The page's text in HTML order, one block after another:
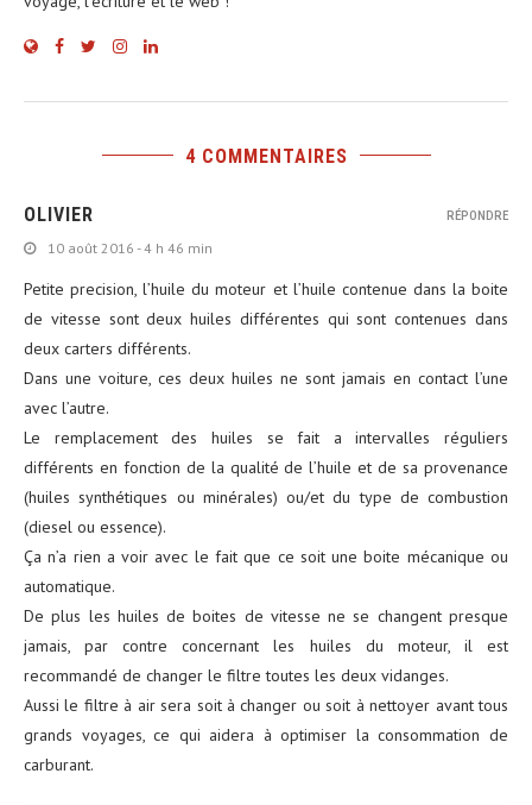
4 COMMENTAIRES
OLIVIER
10 août 2016 - 4 h 46 min
Petite precision, l’huile du moteur et l’huile contenue dans la boite
de vitesse sont deux huiles différentes qui sont contenues dans
deux carters différents.
Dans une voiture, ces deux huiles ne sont jamais en contact l’une
avec l’autre.
Le remplacement des huiles se fait a intervalles réguliers
différents en fonction de la qualité de l’huile et de sa provenance
(huiles synthétiques ou minérales) ou/et du type de combustion
(diesel ou essence).
Ça n’a rien a voir avec le fait que ce soit une boite mécanique ou
automatique.
De plus les huiles de boites de vitesse ne se changent presque
jamais, par contre concernant les huiles du moteur, il est
recommandé de changer le filtre toutes les deux vidanges.
Aussi le filtre à air sera soit à changer ou soit à nettoyer avant tous
grands voyages, ce qui aidera à optimiser la consommation de
carburant.
RÉPONDRE